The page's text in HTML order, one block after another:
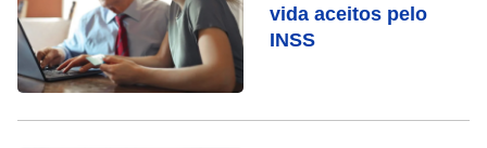
vida aceitos pelo
INSS